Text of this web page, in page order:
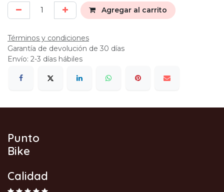
Agregar al carrito
Términos y condiciones
Garantía de devolución de 30 días
Envío: 2-3 días hábiles
Punto
Bike
Calidad